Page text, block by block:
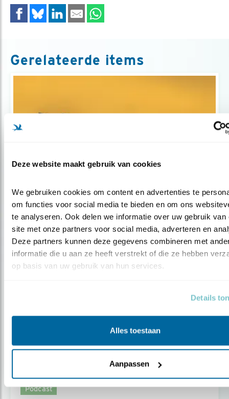
Deze website maakt gebruik van cookies
We gebruiken cookies om content en advertenties te
om functies voor social media te bieden en om ons
te analyseren. Ook delen we informatie over uw gebruik van
site met onze partners voor social media, adverteren en
Deze partners kunnen deze gegevens combineren met
informatie die u aan ze heeft verstrekt of die ze hebben
op basis van uw gebruik van hun services.
Details
Alles toestaan
Aanpassen
Gerelateerde items
Tip
De Nederlandse wulpen
Podcast